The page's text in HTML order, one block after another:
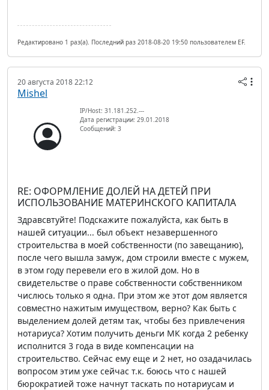
Редактировано 1 раз(а). Последний раз 2018-08-20 19:50 пользователем EF.
20 августа 2018 22:12
Mishel
IP/Host: 31.181.252.---
Дата регистрации: 29.01.2018
Сообщений: 3
RE: ОФОРМЛЕНИЕ ДОЛЕЙ НА ДЕТЕЙ ПРИ
ИСПОЛЬЗОВАНИЕ МАТЕРИНСКОГО КАПИТАЛА
Здравсвтуйте! Подскажите пожалуйста, как быть в
нашей ситуации... был объект незавершенного
строительства в моей собственности (по завещанию),
после чего вышла замуж, дом строили вместе с мужем,
в этом году перевели его в жилой дом. Но в
свидетельстве о праве собственности собственником
числюсь только я одна. При этом же этот дом является
совместно нажитым имуществом, верно? Как быть с
выделением долей детям так, чтобы без привлечения
нотариуса? Хотим получить деньги МК когда 2 ребенку
исполнится 3 года в виде компенсации на
строительство. Сейчас ему еще и 2 нет, но озадачилась
вопросом этим уже сейчас т.к. боюсь что с нашей
бюрократией тоже начнут таскать по нотариусам и